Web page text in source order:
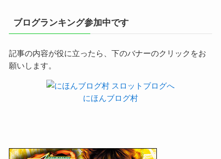
ブログランキング参加中です
記事の内容が役に立ったら、下のバナーのクリックをお
願いします。
にほんブログ村